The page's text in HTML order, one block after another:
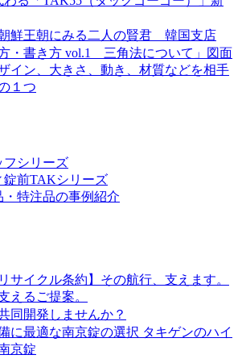
朝鮮王朝にみる二人の賢君 韓国支店
方・書き方 vol.1 三角法について」図面
イン、大きさ、動き、材質などを相手
１つ
サイクル条約】その航行、支えます。
えるご提案。
同開発しませんか？
に最適な南京錠の選択 タキゲンのハイ
京錠